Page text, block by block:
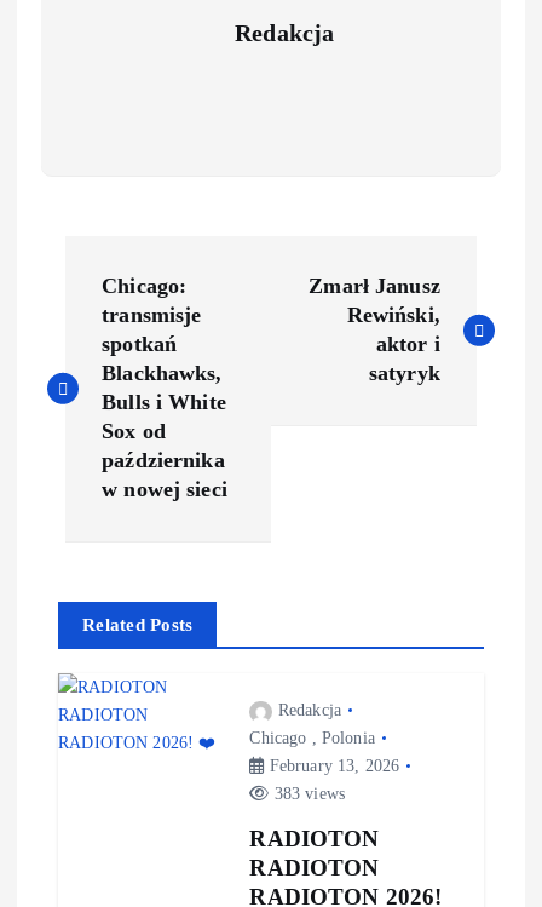
Redakcja
Chicago:
transmisje
spotkań
Blackhawks,
Bulls i White
Sox od
października
w nowej sieci
Zmarł Janusz
Rewiński,
aktor i
satyryk
Related Posts
Redakcja
Chicago , Polonia
February 13, 2026
383 views
RADIOTON
RADIOTON
RADIOTON 2026!